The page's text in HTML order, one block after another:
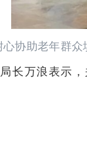
协助老年群
长万浪表示